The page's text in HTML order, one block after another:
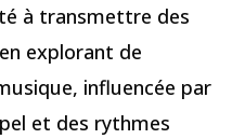
à transmettre des
explorant de
influencée par
et des rythmes